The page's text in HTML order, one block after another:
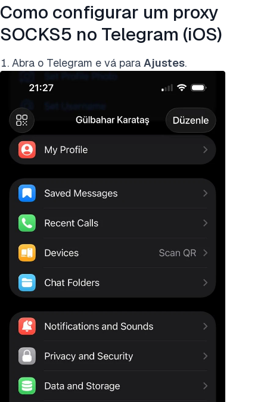
Como configurar um proxy
SOCKS5 no Telegram (iOS)
Abra o Telegram e vá para Ajustes.